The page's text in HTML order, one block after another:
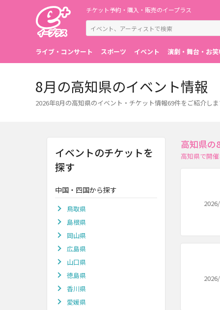
チケット予約・購入・販売のイープラス
ライブ・コンサート スポーツ イベント 演劇・舞台・お笑
8月の高知県のイベント情報
2026年8月の高知県のイベント・チケット情報69件をご紹介しま
高知県の
高知県で開
2026/
2026/
イベントのチケットを
探す
中国・四国から探す
鳥取県
島根県
岡山県
広島県
山口県
徳島県
香川県
愛媛県